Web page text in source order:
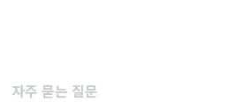
자주 묻는 질문